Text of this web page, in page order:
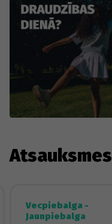
Atsauksmes
Vecpiebalga -
Jaunpiebalga